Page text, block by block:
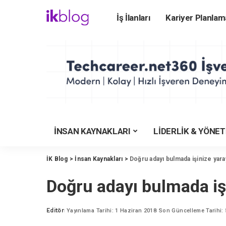
İş İlanları Kariyer
Üniversite Rehberi
Üniversiteler
Üniversite
Meslekler Rehberi
YKS Puan
İNSAN KAYNAKLARI LİDERLİK &
İK Blog > İnsan Kaynakları > Doğru adayı bulmada işinize
Doğru adayı bulmada
Posted
Editör Yayınlama Tarihi: 1 Haziran 2018 Son Güncelleme Tarihi: